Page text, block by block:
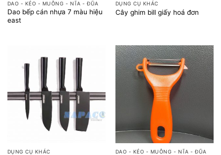
DAO - KÉO - MUỖNG - NĨA - ĐŨA
Dao bếp cán nhựa 7 màu hiệu
east
DỤNG CỤ KHÁC
Cây ghim bill giấy hoá đơn
DỤNG CỤ KHÁC DAO - KÉO - MUỖNG - NĨA - ĐŨA